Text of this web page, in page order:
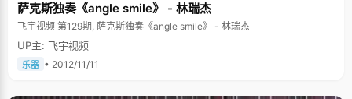
萨克斯独奏《angle smile》 - 林瑞杰
飞宇视频 第129期, 萨克斯独奏《angle smile》 - 林瑞杰
UP主: 飞宇视频
乐器 • 2012/11/11